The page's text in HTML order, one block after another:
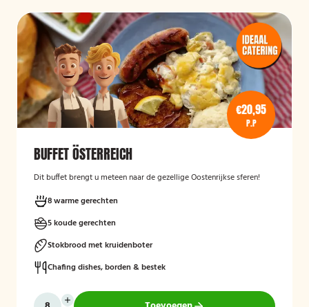
€20,95
P.P
BUFFET ÖSTERREICH
Dit buffet brengt u meteen naar de gezellige Oostenrijkse sferen!
8 warme gerechten
5 koude gerechten
Stokbrood met kruidenboter
Chafing dishes, borden & bestek